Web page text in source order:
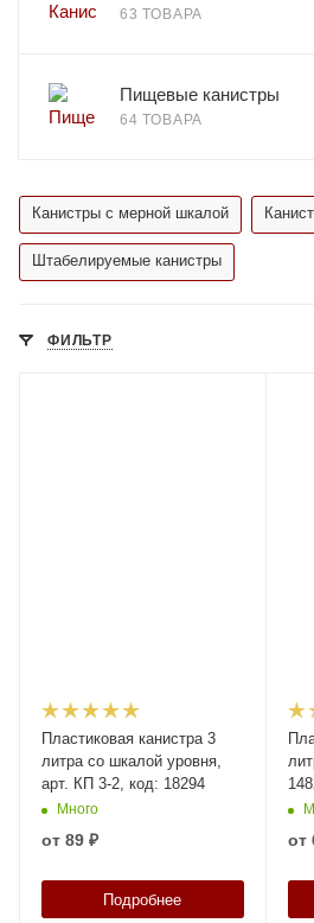
63 ТОВАРА
Пищевые канистры
64 ТОВАРА
Канистры с мерной шкалой
Штабелируемые канистры
ФИЛЬТР
Пластиковая канистра 3
литра со шкалой уровня,
арт. КП 3-2, код: 18294
Много
от 89 ₽
Подробнее
от